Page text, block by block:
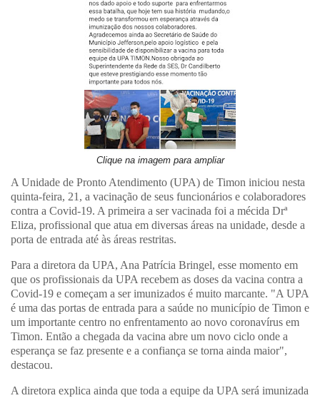
Clique na imagem para ampliar
A Unidade de Pronto Atendimento (UPA) de Timon iniciou nesta
quinta-feira, 21, a vacinação de seus funcionários e colaboradores
contra a Covid-19. A primeira a ser vacinada foi a mécida Drª
Eliza, profissional que atua em diversas áreas na unidade, desde a
porta de entrada até às áreas restritas.
Para a diretora da UPA, Ana Patrícia Bringel, esse momento em
que os profissionais da UPA recebem as doses da vacina contra a
Covid-19 e começam a ser imunizados é muito marcante. "A UPA
é uma das portas de entrada para a saúde no município de Timon e
um importante centro no enfrentamento ao novo coronavírus em
Timon. Então a chegada da vacina abre um novo ciclo onde a
esperança se faz presente e a confiança se torna ainda maior",
destacou.
A diretora explica ainda que toda a equipe da UPA será imunizada